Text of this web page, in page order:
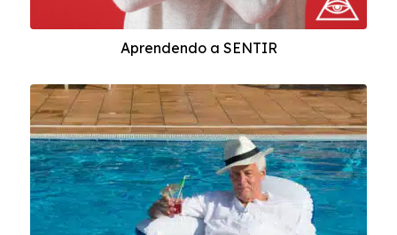
Aprendendo a SENTIR